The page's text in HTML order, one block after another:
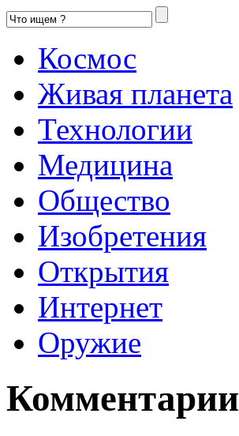
Космос
Живая планета
Технологии
Медицина
Общество
Изобретения
Открытия
Интернет
Оружие
Комментарии